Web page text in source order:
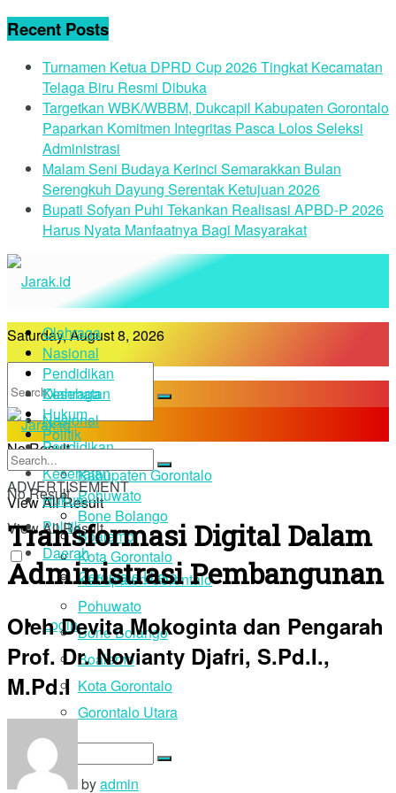
Recent Posts
Turnamen Ketua DPRD Cup 2026 Tingkat Kecamatan
Telaga Biru Resmi Dibuka
Targetkan WBK/WBBM, Dukcapil Kabupaten Gorontalo
Paparkan Komitmen Integritas Pasca Lolos Seleksi
Administrasi
Malam Seni Budaya Kerinci Semarakkan Bulan
Serengkuh Dayung Serentak Ketujuan 2026
Bupati Sofyan Puhi Tekankan Realisasi APBD-P 2026
Harus Nyata Manfaatnya Bagi Masyarakat
Saturday, August 8, 2026
No Result
View All Result
Login
Olahraga
Nasional
Pendidikan
Kesehatan
Hukum
Politik
Daerah
Kabupaten Gorontalo
Pohuwato
Bone Bolango
Boalemo
Kota Gorontalo
Gorontalo Utara
Olahraga
Nasional
Pendidikan
Kesehatan
Hukum
Politik
Daerah
Kabupaten Gorontalo
Pohuwato
Bone Bolango
Boalemo
Kota Gorontalo
Gorontalo Utara
No Result
No Result
View All Result
ADVERTISEMENT
Transformasi Digital Dalam
Administrasi Pembangunan
Oleh Devita Mokoginta dan Pengarah
Prof. Dr. Novianty Djafri, S.Pd.I.,
M.Pd.I
byadmin